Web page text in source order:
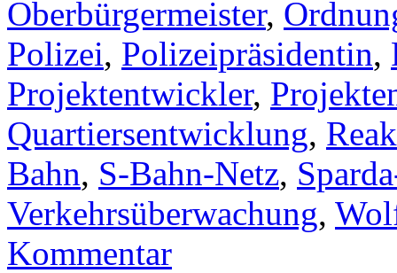
Oberbürgermeister,
Polizei, Polizeipräsidentin,
Projektentwickler,
Quartiersentwicklung,
Bahn, S-Bahn-Netz,
Verkehrsüberwachung,
Kommentar